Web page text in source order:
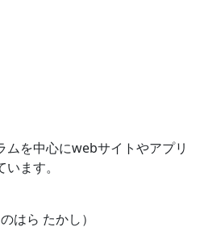
ムを中心にwebサイトやアプリ
ます。
のはら たかし）